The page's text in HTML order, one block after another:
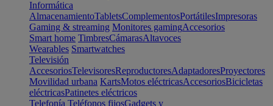
Informática
AlmacenamientoTabletsComplementosPortátilesImpresoras
Gaming & streaming Monitores gamingAccesorios
Smart home TimbresCámarasAltavoces
Wearables Smartwatches
Televisión
AccesoriosTelevisoresReproductoresAdaptadoresProyectores
Movilidad urbana KartsMotos eléctricasAccesoriosBicicletas
eléctricasPatinetes eléctricos
Telefonía Teléfonos fijosGadgets y